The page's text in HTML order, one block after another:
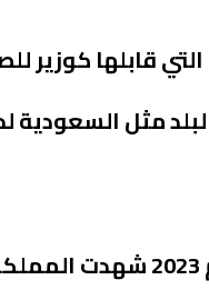
قابلها كوزير
مثل
وذكر أنه خلال